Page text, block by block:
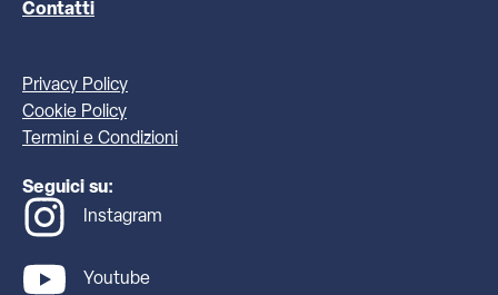
Contatti
Privacy Policy
Cookie Policy
Termini e Condizioni
Seguici su:
Instagram
Youtube